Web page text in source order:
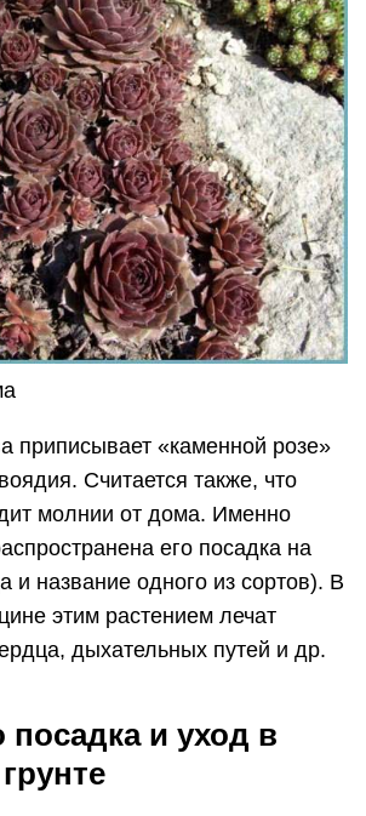
приписывает «каменной розе»
Считается также, что
молнии от дома. Именно
его посадка на
и название одного из сортов). В
этим растением лечат
дыхательных путей и др.
и уход в